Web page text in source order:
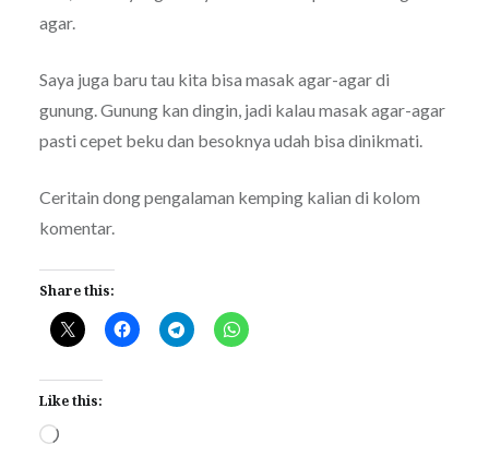
agar.
Saya juga baru tau kita bisa masak agar-agar di
gunung. Gunung kan dingin, jadi kalau masak agar-agar
pasti cepet beku dan besoknya udah bisa dinikmati.
Ceritain dong pengalaman kemping kalian di kolom
komentar.
Share this:
Like this:
Loading…